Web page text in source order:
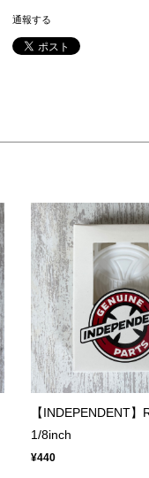
通報する
【INDEPENDENT】
1/8inch
¥440